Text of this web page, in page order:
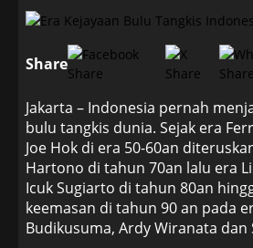
Share
Jakarta – Indonesia pernah
bulu tangkis dunia. Sejak era
Joe Hok di era 50-60an
Hartono di tahun 70an lalu era
Icuk Sugiarto di tahun 80an
keemasan di tahun 90 an pada
Budikusuma, Ardy Wiranata dan